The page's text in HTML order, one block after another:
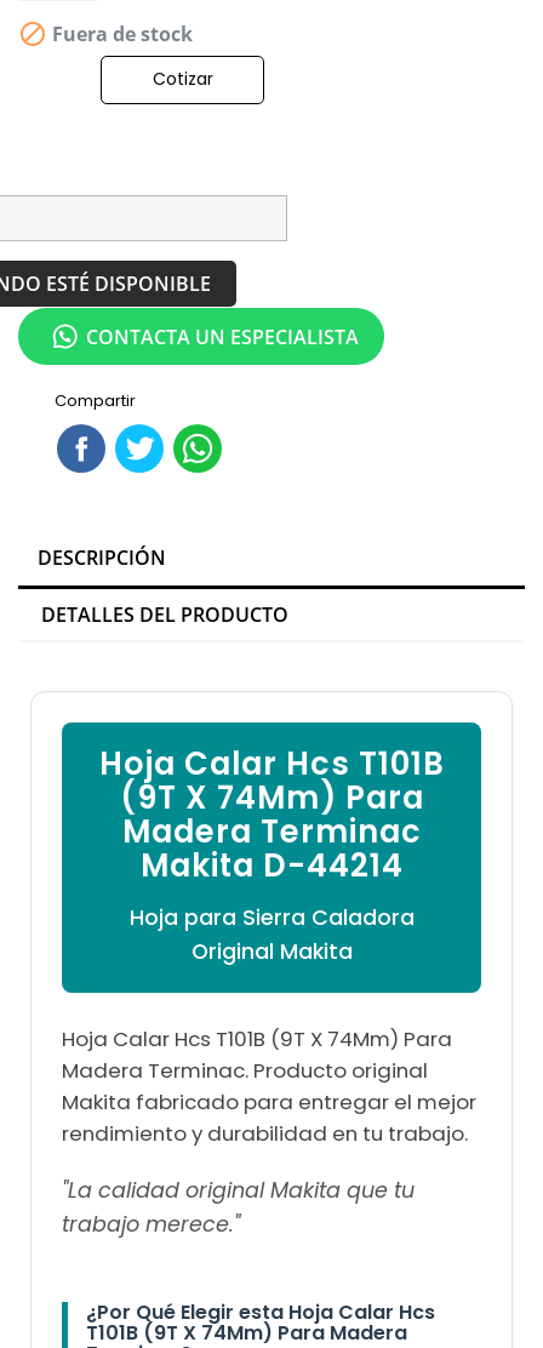
 Fuera de stock
Cotizar
ESTÉ DISPONIBLE
Compartir
CONTACTA UN ESPECIALISTA
DESCRIPCIÓN
DETALLES DEL PRODUCTO
Hoja Calar Hcs T101B
(9T X 74Mm) Para
Madera Terminac
Makita D-44214
Hoja para Sierra Caladora
Original Makita
Hoja Calar Hcs T101B (9T X 74Mm) Para
Madera Terminac. Producto original
Makita fabricado para entregar el mejor
rendimiento y durabilidad en tu trabajo.
"La calidad original Makita que tu
trabajo merece."
¿Por Qué Elegir esta Hoja Calar Hcs
T101B (9T X 74Mm) Para Madera